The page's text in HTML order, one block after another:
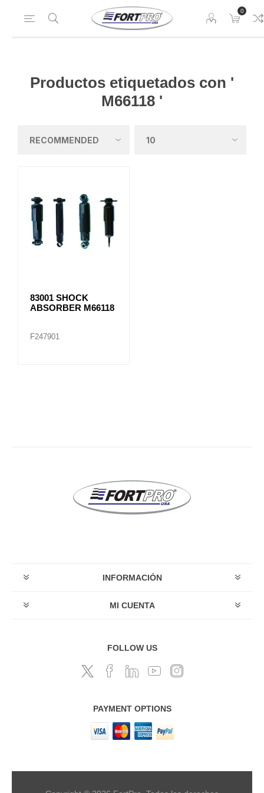
0
Productos etiquetados con '
M66118 '
83001 SHOCK
ABSORBER M66118
F247901
INFORMACIÓN
MI CUENTA
FOLLOW US
PAYMENT OPTIONS